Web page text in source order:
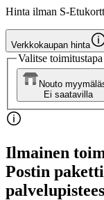
Hinta ilman S-
Verkkokaupan hinta
Valitse toimitustapa
Nouto
Ei saatavilla
Ilmainen
Postin